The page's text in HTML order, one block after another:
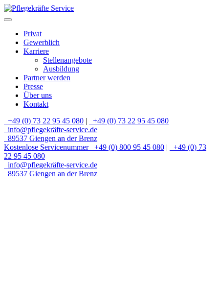
Privat
Gewerblich
Karriere
Stellenangebote
Ausbildung
Partner werden
Presse
Über uns
Kontakt
+49 (0) 73 22 95 45 080 |
+49 (0) 73 22 95 45 080
info@pflegekräfte-service.de
89537 Giengen an der Brenz
Kostenlose Servicenummer
+49 (0) 800 95 45 080 |
+49 (0) 73
22 95 45 080
info@pflegekräfte-service.de
89537 Giengen an der Brenz